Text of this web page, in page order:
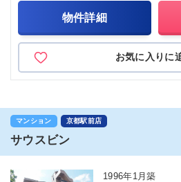
物件詳細
お気に入りに
マンション 京都駅前店
サウスビン
1996年1月築